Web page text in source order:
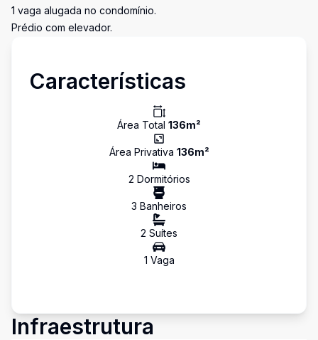
1 vaga alugada no condomínio.
Prédio com elevador.
Características
Área Total 136m²
Área Privativa 136m²
2 Dormitórios
3 Banheiros
2 Suítes
1 Vaga
Infraestrutura